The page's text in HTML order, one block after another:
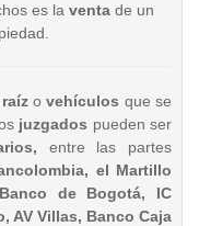
es la ventade un
raízo vehículos que se
juzgados pueden ser
entre las partes
el Martillo
de Bogotá, IC
AV Villas, Banco Caja